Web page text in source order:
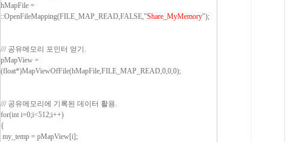
hMapFile =
::OpenFileMapping(FILE_MAP_READ,FALSE,"Share_MyMemory");
/// 공유메모리 포인터 얻기.
pMapView =
(float*)MapViewOfFile(hMapFile,FILE_MAP_READ,0,0,0);
/// 공유메모리에 기록된 데이터 활용.
for(int i=0;i<512;i++)
{
my_temp = pMapView[i];